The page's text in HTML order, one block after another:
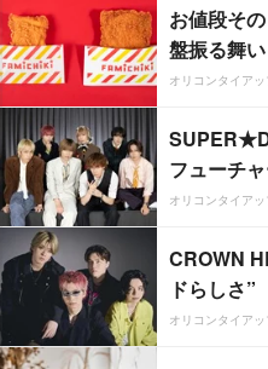
お値段そ
盤振る舞い
オリコンタイア
フューチ
オリコンタイア
CROWN
ドらしさ”
オリコンタイア